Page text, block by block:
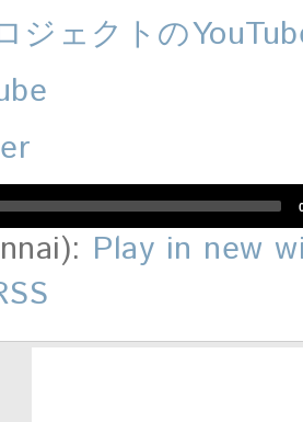
ジェクトの
Play in new